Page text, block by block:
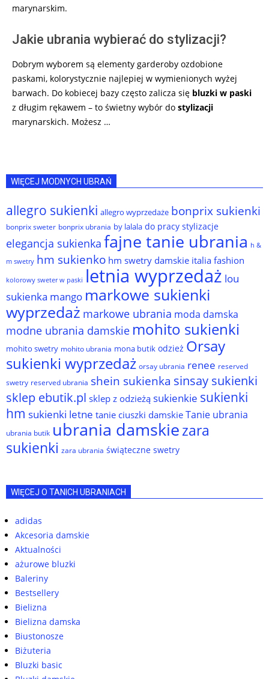
marynarskim.
Jakie ubrania wybierać do stylizacji?
Dobrym wyborem są elementy garderoby ozdobione
paskami, kolorystycznie najlepiej w wymienionych wyżej
barwach. Do kobiecej bazy często zalicza się bluzki w paski
z długim rękawem – to świetny wybór do stylizacji
marynarskich. Możesz …
WIĘCEJ MODNYCH UBRAŃ
allegro sukienki allegro wyprzedaże bonprix sukienki
bonprix sweter bonprix ubrania by lalala do pracy stylizacje
elegancja sukienka fajne tanie ubrania h &
m swetry hm sukienko hm swetry damskie italia fashion
kolorowy sweter w paski letnia wyprzedaż lou
sukienka mango markowe sukienki
wyprzedaż markowe ubrania moda damska
modne ubrania damskie mohito sukienki
mohito swetry mohito ubrania mona butik odzież Orsay
sukienki wyprzedaż orsay ubrania renee reserved
swetry reserved ubrania shein sukienka sinsay sukienki
sklep ebutik.pl sklep z odzieżą sukienkie sukienki
hm sukienki letne tanie ciuszki damskie Tanie ubrania
ubrania butik ubrania damskiezara
sukienki zara ubrania świąteczne swetry
WIĘCEJ O TANICH UBRANIACH
adidas
Akcesoria damskie
Aktualności
ażurowe bluzki
Baleriny
Bestsellery
Bielizna
Bielizna damska
Biustonosze
Biżuteria
Bluzki basic